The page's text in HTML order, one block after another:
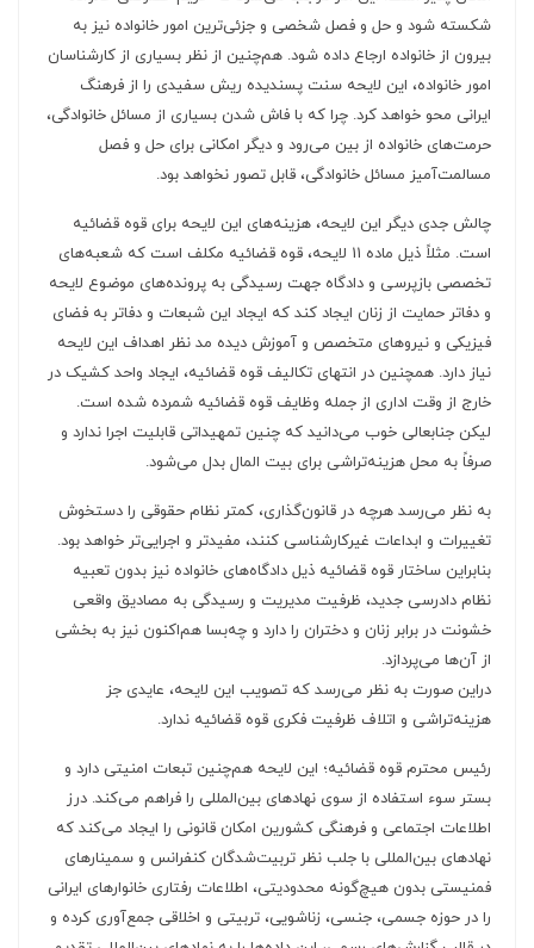
شکسته شود و حل و فصل شخصی و جزئی‌ترین امور خانواده نیز به
بیرون از خانواده ارجاع داده شود. هم‌چنین از نظر بسیاری از کارشناسان
امور خانواده، این لایحه سنت پسندیده ریش سفیدی را از فرهنگ
ایرانی محو خواهد کرد. چرا که با فاش شدن بسیاری از مسائل خانوادگی،
حرمت‌های خانواده از بین می‌رود و دیگر امکانی برای حل و فصل
مسالمت‌آمیز مسائل خانوادگی، قابل تصور نخواهد بود.
چالش جدی دیگر این لایحه، هزینه‌های این لایحه برای قوه قضائیه
است. مثلاً ذیل ماده 11 لایحه، قوه قضائیه مکلف است که شعبه‌های
تخصصی بازپرسی و دادگاه جهت رسیدگی به پرونده‌های موضوع لایحه
و دفاتر حمایت از زنان ایجاد کند که ایجاد این شبعات و دفاتر به فضای
فیزیکی و نیروهای متخصص و آموزش دیده مد نظر اهداف این لایحه
نیاز دارد. همچنین در انتهای تکالیف قوه قضائیه، ایجاد واحد کشیک در
خارج از وقت اداری از جمله وظایف قوه قضائیه شمرده شده است.
لیکن جنابعالی خوب می‌دانید که چنین تمهیداتی قابلیت اجرا ندارد و
صرفاً به محل هزینه‌تراشی برای بیت المال بدل می‌شود.
به نظر می‌رسد هرچه در قانون‌گذاری، کمتر نظام حقوقی را دستخوش
تغییرات و ابداعات غیرکارشناسی کنند، مفیدتر و اجرایی‌تر خواهد بود.
بنابراین ساختار قوه قضائیه ذیل دادگاه‌های خانواده نیز بدون تعبیه
نظام دادرسی جدید، ظرفیت مدیریت و رسیدگی به مصادیق واقعی
خشونت در برابر زنان و دختران را دارد و چه‌بسا هم‌اکنون نیز به بخشی
از آن‌ها می‌پردازد.
دراین صورت به نظر می‌رسد که تصویب این لایحه، عایدی جز
هزینه‌تراشی و اتلاف ظرفیت فکری قوه قضائیه ندارد.
رئیس محترم قوه قضائیه؛ این لایحه هم‌چنین تبعات امنیتی دارد و
بستر سوء استفاده از سوی نهادهای بین‌المللی را فراهم می‌کند. درز
اطلاعات اجتماعی و فرهنگی کشورین امکان قانونی را ایجاد می‌کند که
نهادهای بین‌المللی با جلب نظر تربیت‌شدگان کنفرانس و سمینارهای
فمنیستی بدون هیچ‌گونه محدودیتی، اطلاعات رفتاری خانوارهای ایرانی
را در حوزه جسمی، جنسی، زناشویی، تربیتی و اخلاقی جمع‌آوری کرده و